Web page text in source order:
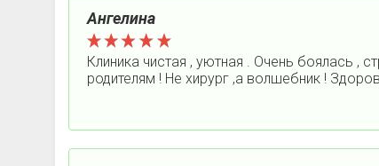
Ангелина
Клиника чистая , уютная . Очень боялась ,
родителям ! Не хирург ,а волшебник !